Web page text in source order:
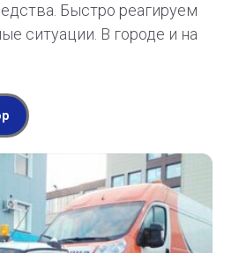
Быстро реагируем
ситуации. В городе и на